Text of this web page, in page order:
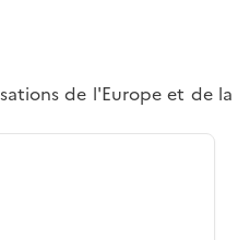
de l'Europe et de la